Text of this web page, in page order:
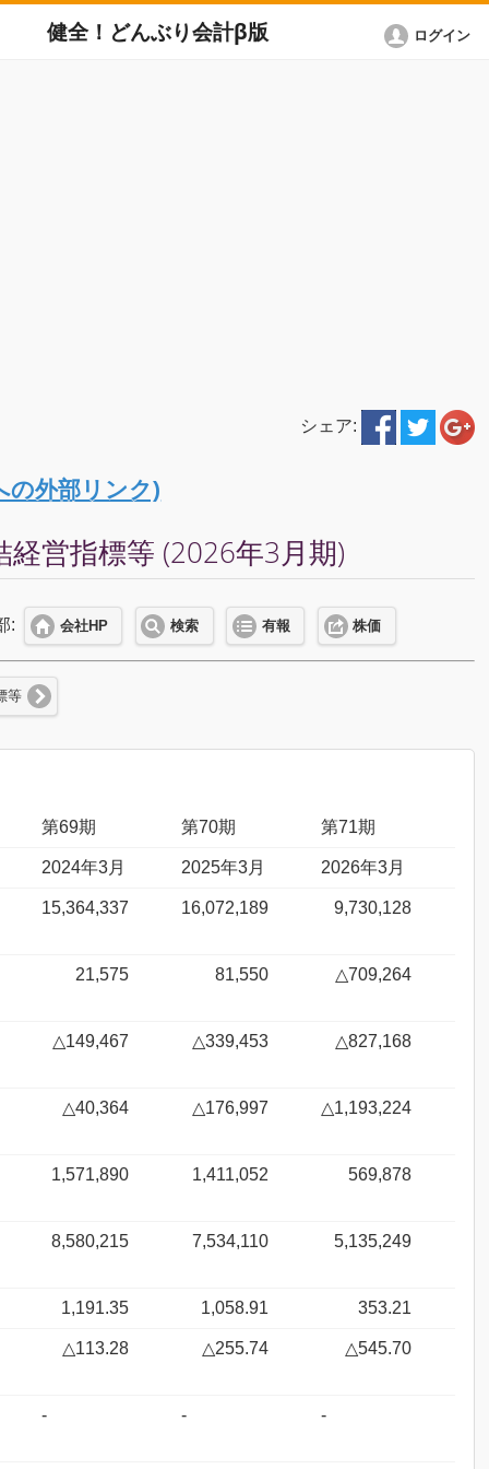
健全！どんぶり会計β版 ログイン
シェア:
の外部リンク)
指標等 (2026年3月期)
: 会社HP 検索 有報 株価
等
第69期 第70期 第71期
2024年3月 2025年3月 2026年3月
15,364,337 16,072,189 9,730,128
21,575 81,550 △709,264
△149,467 △339,453 △827,168
△40,364 △176,997 △1,193,224
1,571,890 1,411,052 569,878
8,580,215 7,534,110 5,135,249
1,191.35 1,058.91 353.21
△113.28 △255.74 △545.70
- - -